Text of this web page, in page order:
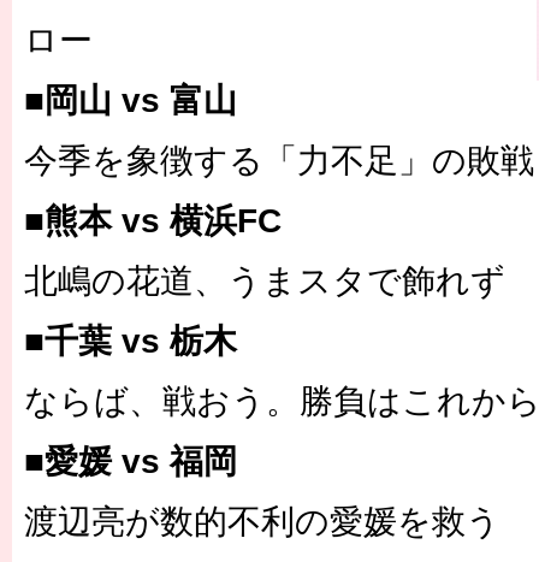
ロー
■岡山 vs 富山
今季を象徴する「力不足」の敗戦
■熊本 vs 横浜FC
北嶋の花道、うまスタで飾れず
■千葉 vs 栃木
ならば、戦おう。勝負はこれか
■愛媛 vs 福岡
渡辺亮が数的不利の愛媛を救う